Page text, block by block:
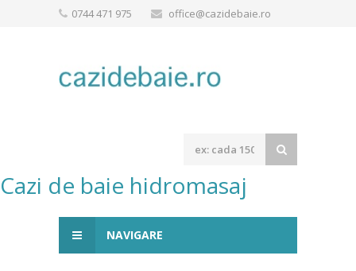
0744 471 975 office@cazidebaie.ro
Cazi de baie hidromasaj
NAVIGARE